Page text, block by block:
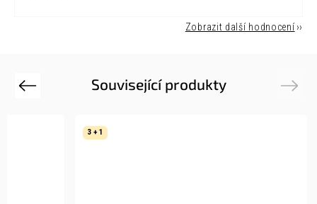
Zobrazit další hodnocení
Související produkty
Previous
3 + 1
Next